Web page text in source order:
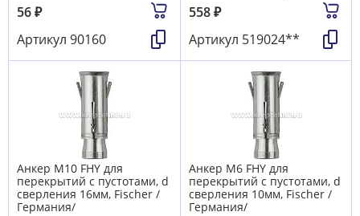
56₽
Артикул 90160
558₽
Артикул 519024**
Анкер М10 FHY для
перекрытий с пустотами, d
сверления 16мм, Fischer /
Германия/
Анкер М6 FHY для
перекрытий с пустотами, d
сверления 10мм, Fischer /
Германия/